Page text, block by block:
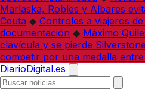
Marlaska, Robles y Albares
Ceuta ◆ Controles a viajeros
documentación ◆ Máximo
clavícula y se pierde Silverstone
competir por una medalla
DiarioDigital.es